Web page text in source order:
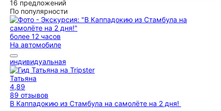
16 предложений
По популярности
более 12 часов
На автомобиле
индивидуальная
Татьяна
4,89
89 отзывов
В Каппадокию из Стамбула на самолёте на 2 дня!